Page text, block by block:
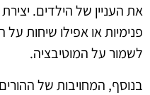
את העניין של הילדים.
פנימיות או אפילו שיחות על
לשמור על המוטיבציה.
בנוסף, המחויבות של